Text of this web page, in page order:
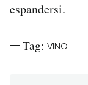
espandersi.
Tag: VINO